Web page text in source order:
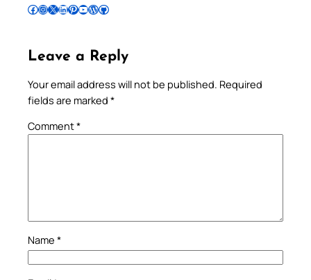
Follow Pradeep on Facebook Follow Pradeep on InstagramFollow Pradeep on X Follow Pradeep on LinkedIn Follow Pradeep on Pinterest Subscribe to Pradeep’s Youtube Channel Follow Pradeep on WordPress Follow Pradeep on GitHub
Leave a Reply
Your email address will not be published. Required
fields are marked *
Comment*
Name *